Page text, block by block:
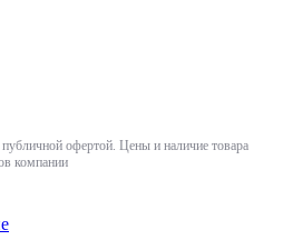
офертой. Цены и наличие товара
компании